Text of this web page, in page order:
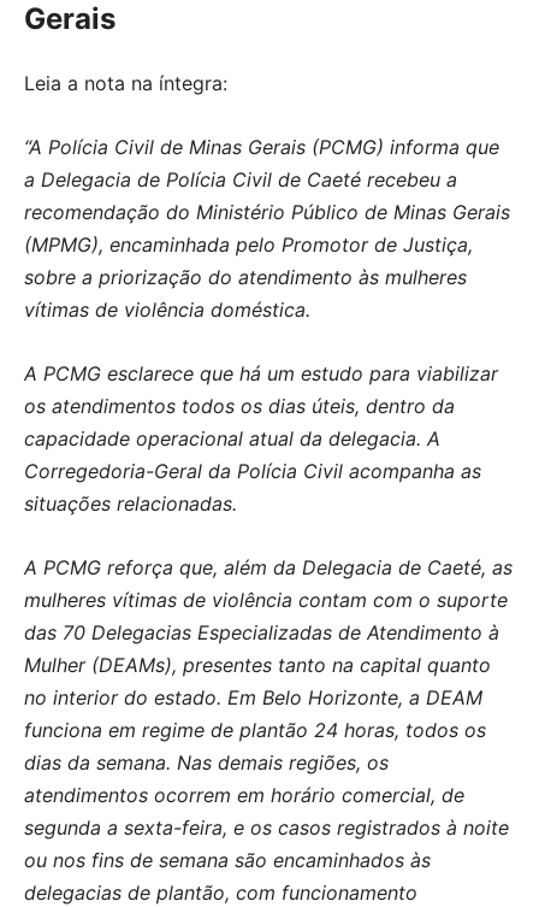
Gerais
Leia a nota na íntegra:
“A Polícia Civil de Minas Gerais (PCMG) informa que
a Delegacia de Polícia Civil de Caeté recebeu a
recomendação do Ministério Público de Minas Gerais
(MPMG), encaminhada pelo Promotor de Justiça,
sobre a priorização do atendimento às mulheres
vítimas de violência doméstica.
A PCMG esclarece que há um estudo para viabilizar
os atendimentos todos os dias úteis, dentro da
capacidade operacional atual da delegacia. A
Corregedoria-Geral da Polícia Civil acompanha as
situações relacionadas.
A PCMG reforça que, além da Delegacia de Caeté, as
mulheres vítimas de violência contam com o suporte
das 70 Delegacias Especializadas de Atendimento à
Mulher (DEAMs), presentes tanto na capital quanto
no interior do estado. Em Belo Horizonte, a DEAM
funciona em regime de plantão 24 horas, todos os
dias da semana. Nas demais regiões, os
atendimentos ocorrem em horário comercial, de
segunda a sexta-feira, e os casos registrados à noite
ou nos fins de semana são encaminhados às
delegacias de plantão, com funcionamento